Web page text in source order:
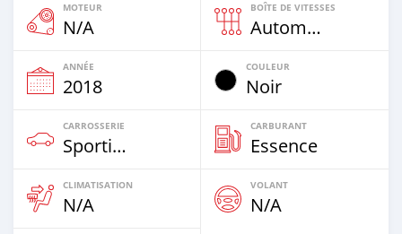
MOTEUR
N/A
BOÎTE DE VITESSES
Automatique
ANNÉE
2018
COULEUR
Noir
CARROSSERIE
Sportive‒Coupé
CARBURANT
Essence
CLIMATISATION
N/A
VOLANT
N/A